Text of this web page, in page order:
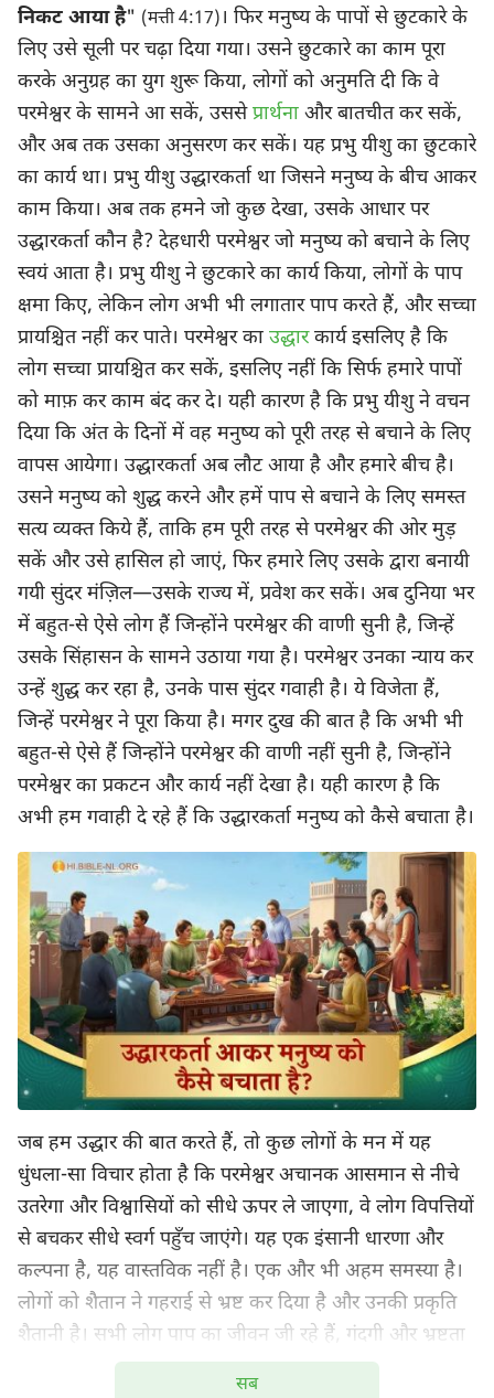
निकट आया है" (मत्ती 4:17) । फिर मनुष्य के पापों से छुटकारे के
लिए उसे सूली पर चढ़ा दिया गया। उसने छुटकारे का काम पूरा
करके अनुग्रह का युग शुरू किया, लोगों को अनुमति दी कि वे
परमेश्वर के सामने आ सकें, उससेप्रार्थना और बातचीत कर सकें,
और अब तक उसका अनुसरण कर सकें। यह प्रभु यीशु का छुटकारे
का कार्य था। प्रभु यीशु उद्धारकर्ता था जिसने मनुष्य के बीच आकर
काम किया। अब तक हमने जो कुछ देखा, उसके आधार पर
उद्धारकर्ता कौन है? देहधारी परमेश्वर जो मनुष्य को बचाने के लिए
स्वयं आता है। प्रभु यीशु ने छुटकारे का कार्य किया, लोगों के पाप
क्षमा किए, लेकिन लोग अभी भी लगातार पाप करते हैं, और सच्चा
प्रायश्चित नहीं कर पाते। परमेश्वर का उद्धारकार्य इसलिए है कि
लोग सच्चा प्रायश्चित कर सकें, इसलिए नहीं कि सिर्फ हमारे पापों
को माफ़ कर काम बंद कर दे। यही कारण है कि प्रभु यीशु ने वचन
दिया कि अंत के दिनों में वह मनुष्य को पूरी तरह से बचाने के लिए
वापस आयेगा। उद्धारकर्ता अब लौट आया है और हमारे बीच है।
उसने मनुष्य को शुद्ध करने और हमें पाप से बचाने के लिए समस्त
सत्य व्यक्त किये हैं, ताकि हम पूरी तरह से परमेश्वर की ओर मुड़
सकें और उसे हासिल हो जाएं, फिर हमारे लिए उसके द्वारा बनायी
गयी सुंदर मंज़िल—उसके राज्य में, प्रवेश कर सकें। अब दुनिया भर
में बहुत-से ऐसे लोग हैं जिन्होंने परमेश्वर की वाणी सुनी है, जिन्हें
उसके सिंहासन के सामने उठाया गया है। परमेश्वर उनका न्याय कर
उन्हें शुद्ध कर रहा है, उनके पास सुंदर गवाही है। ये विजेता हैं,
जिन्हें परमेश्वर ने पूरा किया है। मगर दुख की बात है कि अभी भी
बहुत-से ऐसे हैं जिन्होंने परमेश्वर की वाणी नहीं सुनी है, जिन्होंने
परमेश्वर का प्रकटन और कार्य नहीं देखा है। यही कारण है कि
अभी हम गवाही दे रहे हैं कि उद्धारकर्ता मनुष्य को कैसे बचाता है।
जब हम उद्धार की बात करते हैं, तो कुछ लोगों के मन में यह
धुंधला-सा विचार होता है कि परमेश्वर अचानक आसमान से नीचे
उतरेगा और विश्वासियों को सीधे ऊपर ले जाएगा, वे लोग विपत्तियों
से बचकर सीधे स्वर्ग पहुँच जाएंगे। यह एक इंसानी धारणा और
कल्पना है, यह वास्तविक नहीं है। एक और भी अहम समस्या है।
लोगों को शैतान ने गहराई से भ्रष्ट कर दिया है और उनकी प्रकृति
शैतानी है। सभी लोग पाप का जीवन जी रहे हैं, गंदगी और भ्रष्टता
से भरपूर। क्या हम वास्तव में सीधे स्वर्गारोहित हो सकेंगे? क्या हम
सब